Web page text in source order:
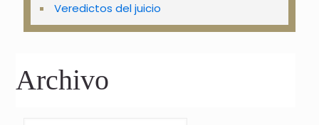
Veredictos del juicio
Archivo